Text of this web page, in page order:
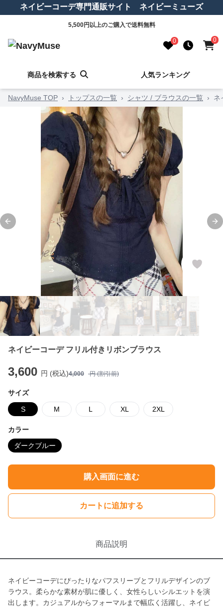
ネイビーコーデ専門通販サイト ネイビーミューズ
5,500円以上のご購入で送料無料
0 0
商品を検索する 人気ランキング
NavyMuse TOP › トップスの一覧 › シャツ / ブラウスの一覧 › ネ
Previous slide
ネイビーコーデ フリル付きリボンブラウス
3,600 円 (税込)4,000 円 (割引前)
サイズ
S M L XL 2XL
カラー
ダークブルー
購入画面に進む
カートに追加する
商品説明
ネイビーコーデにぴったりなパフスリーブとフリルデザインのブ
ラウス。柔らかな素材が肌に優しく、女性らしいシルエットを演
出します。カジュアルからフォーマルまで幅広く活躍し、ネイビ